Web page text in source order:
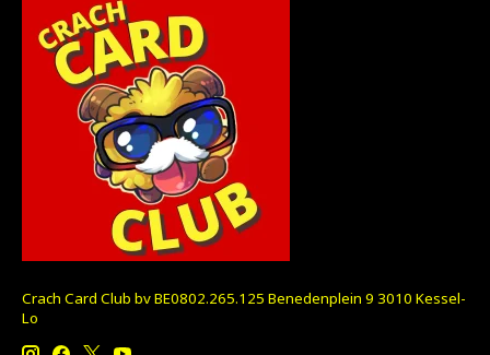
Crach Card Club bv BE0802.265.125 Benedenplein 9 3010 Kessel-
Lo